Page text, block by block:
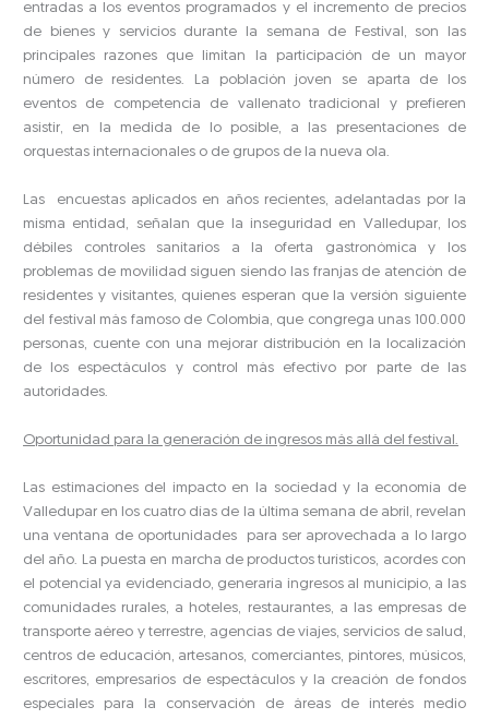
entradas a los eventos programados y el incremento de precios
de bienes y servicios durante la semana de Festival, son las
principales razones que limitan la participación de un mayor
número de residentes. La población joven se aparta de los
eventos de competencia de vallenato tradicional y prefieren
asistir, en la medida de lo posible, a las presentaciones de
orquestas internacionales o de grupos de la nueva ola.
Las encuestas aplicados en años recientes, adelantadas por la
misma entidad, señalan que la inseguridad en Valledupar, los
débiles controles sanitarios a la oferta gastronómica y los
problemas de movilidad siguen siendo las franjas de atención de
residentes y visitantes, quienes esperan que la versión siguiente
del festival más famoso de Colombia, que congrega unas 100.000
personas, cuente con una mejorar distribución en la localización
de los espectáculos y control más efectivo por parte de las
autoridades.
Oportunidad para la generación de ingresos más allá del festival.
Las estimaciones del impacto en la sociedad y la economía de
Valledupar en los cuatro días de la última semana de abril, revelan
una ventana de oportunidades para ser aprovechada a lo largo
del año. La puesta en marcha de productos turísticos, acordes con
el potencial ya evidenciado, generaría ingresos al municipio, a las
comunidades rurales, a hoteles, restaurantes, a las empresas de
transporte aéreo y terrestre, agencias de viajes, servicios de salud,
centros de educación, artesanos, comerciantes, pintores, músicos,
escritores, empresarios de espectáculos y la creación de fondos
especiales para la conservación de áreas de interés medio